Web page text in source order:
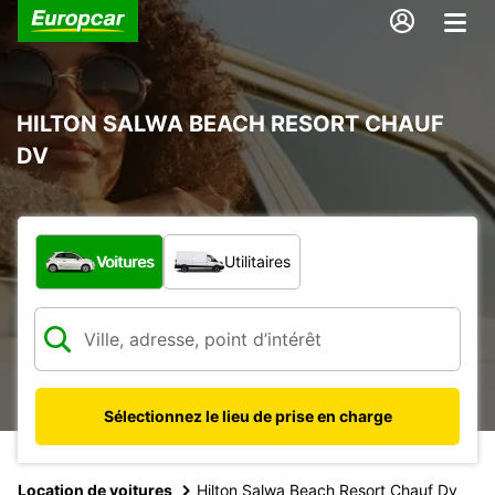
HILTON SALWA BEACH RESORT CHAUF
DV
Quel type de véhicule ?
Voitures Utilitaires
Sélectionnez le lieu de prise en charge
Location de voitures Hilton Salwa Beach Resort Chauf Dv